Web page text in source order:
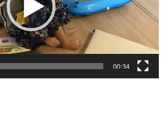
00:34